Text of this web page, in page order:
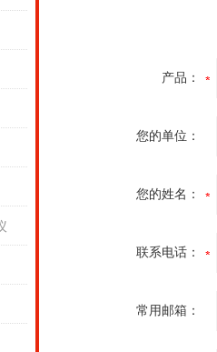
产品：
您的单位：
您的姓名：
联系电话：
常用邮箱：